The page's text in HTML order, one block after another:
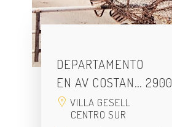
DEPARTAMENTO
EN AV COSTAN… 2900
VILLA GESELL
CENTRO SUR